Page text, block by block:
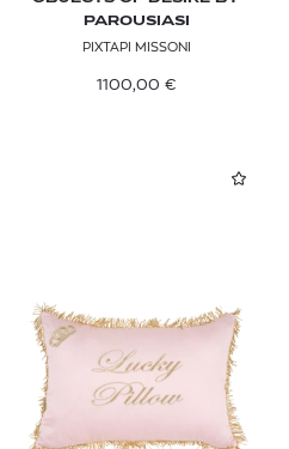
PAROUSIASI
ΡΙΧΤΑΡΙ MISSONI
1100,00 €